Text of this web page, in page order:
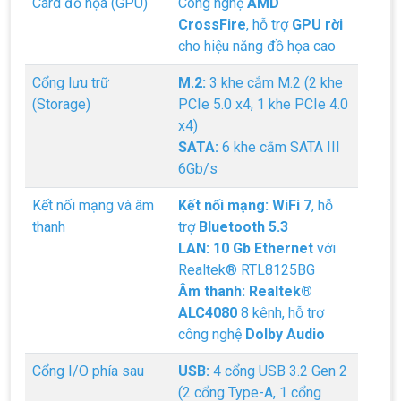
CrossFire, hỗ trợ GPU rời
cho hiệu năng đồ họa cao
Cổng lưu trữ
(Storage)
M.2: 3 khe cắm M.2 (2 khe
PCIe 5.0 x4, 1 khe PCIe 4.0
x4)
SATA: 6 khe cắm SATA III
6Gb/s
Kết nối mạng và âm
thanh
Kết nối mạng: WiFi 7, hỗ
trợ Bluetooth 5.3
LAN: 10 Gb Ethernet với
Realtek® RTL8125BG
Âm thanh: Realtek®
ALC4080 8 kênh, hỗ trợ
công nghệ Dolby Audio
Cổng I/O phía sau USB: 4 cổng USB 3.2 Gen 2
(2 cổng Type-A, 1 cổng
Top 18 tựa game PC huyền thoại gắn liền
với tuổi thơ của game thủ Việt vào những
năm 2000
Top 18 tựa game PC huyền thoại gắn liền với tuổi
thơ của game thủ Việt vào những năm 2000
Hãng ASRock Công Bố 2 dòng Card Đồ
Họa AMD Radeon™ RX 6600 XT
ASRock Công Bố Series Cạc Đồ Họa AMD
Radeon™ RX 6600 XT Cung Cấp Hiệu Suất Chơi
Nên Hay Không Dùng Tivi Thay Cho Màn